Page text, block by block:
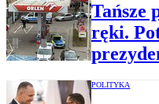
Tańsze
ręki.
POLITYKA